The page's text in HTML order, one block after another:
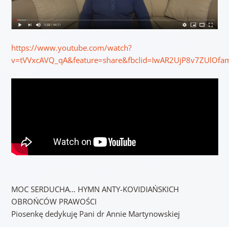
https://www.youtube.com/watch?
MOC SERDUCHA… HYMN ANTY-KOVIDIAŃSKICH
OBROŃCÓW PRAWOŚCI
Piosenkę dedykuję Pani dr Annie Martynowskiej